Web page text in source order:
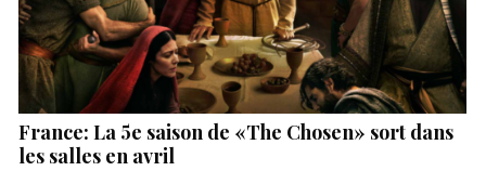
France: La 5e saison de «The Chosen» sort dans
les salles en avril